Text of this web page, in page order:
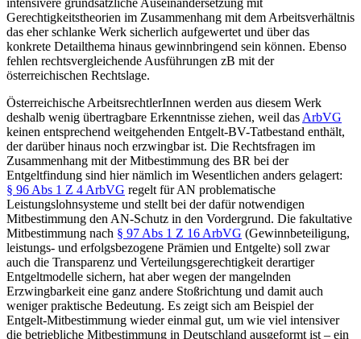
Gerechtigkeitstheorien im Zusammenhang mit dem Arbeitsverhältnis
das eher schlanke Werk sicherlich aufgewertet und über das
konkrete Detailthema hinaus gewinnbringend sein können. Ebenso
fehlen rechtsvergleichende Ausführungen zB mit der
österreichischen Rechtslage.
Österreichische ArbeitsrechtlerInnen werden aus diesem Werk
deshalb wenig übertragbare Erkenntnisse ziehen, weil das ArbVG
keinen entsprechend weitgehenden Entgelt-BV-Tatbestand enthält,
der darüber hinaus noch erzwingbar ist. Die Rechtsfragen im
Zusammenhang mit der Mitbestimmung des BR bei der
Entgeltfindung sind hier nämlich im Wesentlichen anders gelagert:
§ 96 Abs 1 Z 4 ArbVG regelt für AN problematische
Leistungslohnsysteme und stellt bei der dafür notwendigen
Mitbestimmung den AN-Schutz in den Vordergrund. Die fakultative
Mitbestimmung nach § 97 Abs 1 Z 16 ArbVG (Gewinnbeteiligung,
leistungs- und erfolgsbezogene Prämien und Entgelte) soll zwar
auch die Transparenz und Verteilungsgerechtigkeit derartiger
Entgeltmodelle sichern, hat aber wegen der mangelnden
Erzwingbarkeit eine ganz andere Stoßrichtung und damit auch
weniger praktische Bedeutung. Es zeigt sich am Beispiel der
Entgelt-Mitbestimmung wieder einmal gut, um wie viel intensiver
die betriebliche Mitbestimmung in Deutschland ausgeformt ist – ein